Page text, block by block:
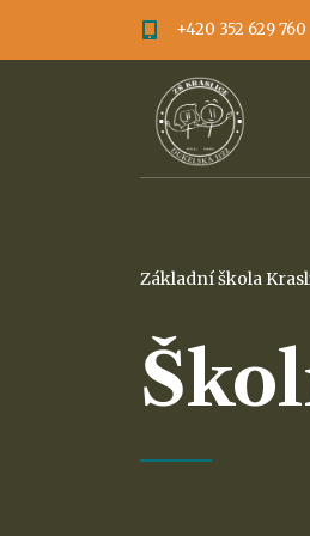
+420 352 629 760
Základní škola